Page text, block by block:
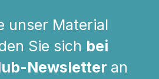
unser Material
Sie sich bei
Newsletter an